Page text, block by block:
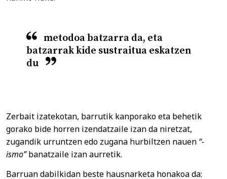
metodoa batzarra da, eta
batzarrak kide sustraitua eskatzen
du
Zerbait izatekotan, barrutik kanporako eta behetik
gorako bide horren izendatzaile izan da niretzat,
zugandik urruntzen edo zugana hurbiltzen nauen “-
ismo”banatzaile izan aurretik.
Barruan dabilkidan beste hausnarketa honakoa da: